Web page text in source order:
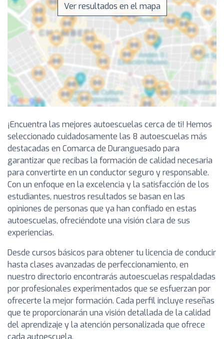
Ver resultados en el mapa
¡Encuentra las mejores autoescuelas cerca de ti! Hemos
seleccionado cuidadosamente las 8 autoescuelas más
destacadas en Comarca de Duranguesado para
garantizar que recibas la formación de calidad necesaria
para convertirte en un conductor seguro y responsable.
Con un enfoque en la excelencia y la satisfacción de los
estudiantes, nuestros resultados se basan en las
opiniones de personas que ya han confiado en estas
autoescuelas, ofreciéndote una visión clara de sus
experiencias.
Desde cursos básicos para obtener tu licencia de conducir
hasta clases avanzadas de perfeccionamiento, en
nuestro directorio encontrarás autoescuelas respaldadas
por profesionales experimentados que se esfuerzan por
ofrecerte la mejor formación. Cada perfil incluye reseñas
que te proporcionarán una visión detallada de la calidad
del aprendizaje y la atención personalizada que ofrece
cada autoescuela.